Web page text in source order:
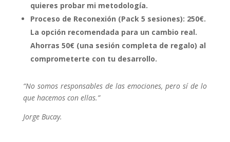
quieres probar mi metodología.
Proceso de Reconexión (Pack 5 sesiones): 250€.
La opción recomendada para un cambio real.
Ahorras 50€ (una sesión completa de regalo) al
comprometerte con tu desarrollo.
“No somos responsables de las emociones, pero sí de lo
que hacemos con ellas.”
Jorge Bucay.